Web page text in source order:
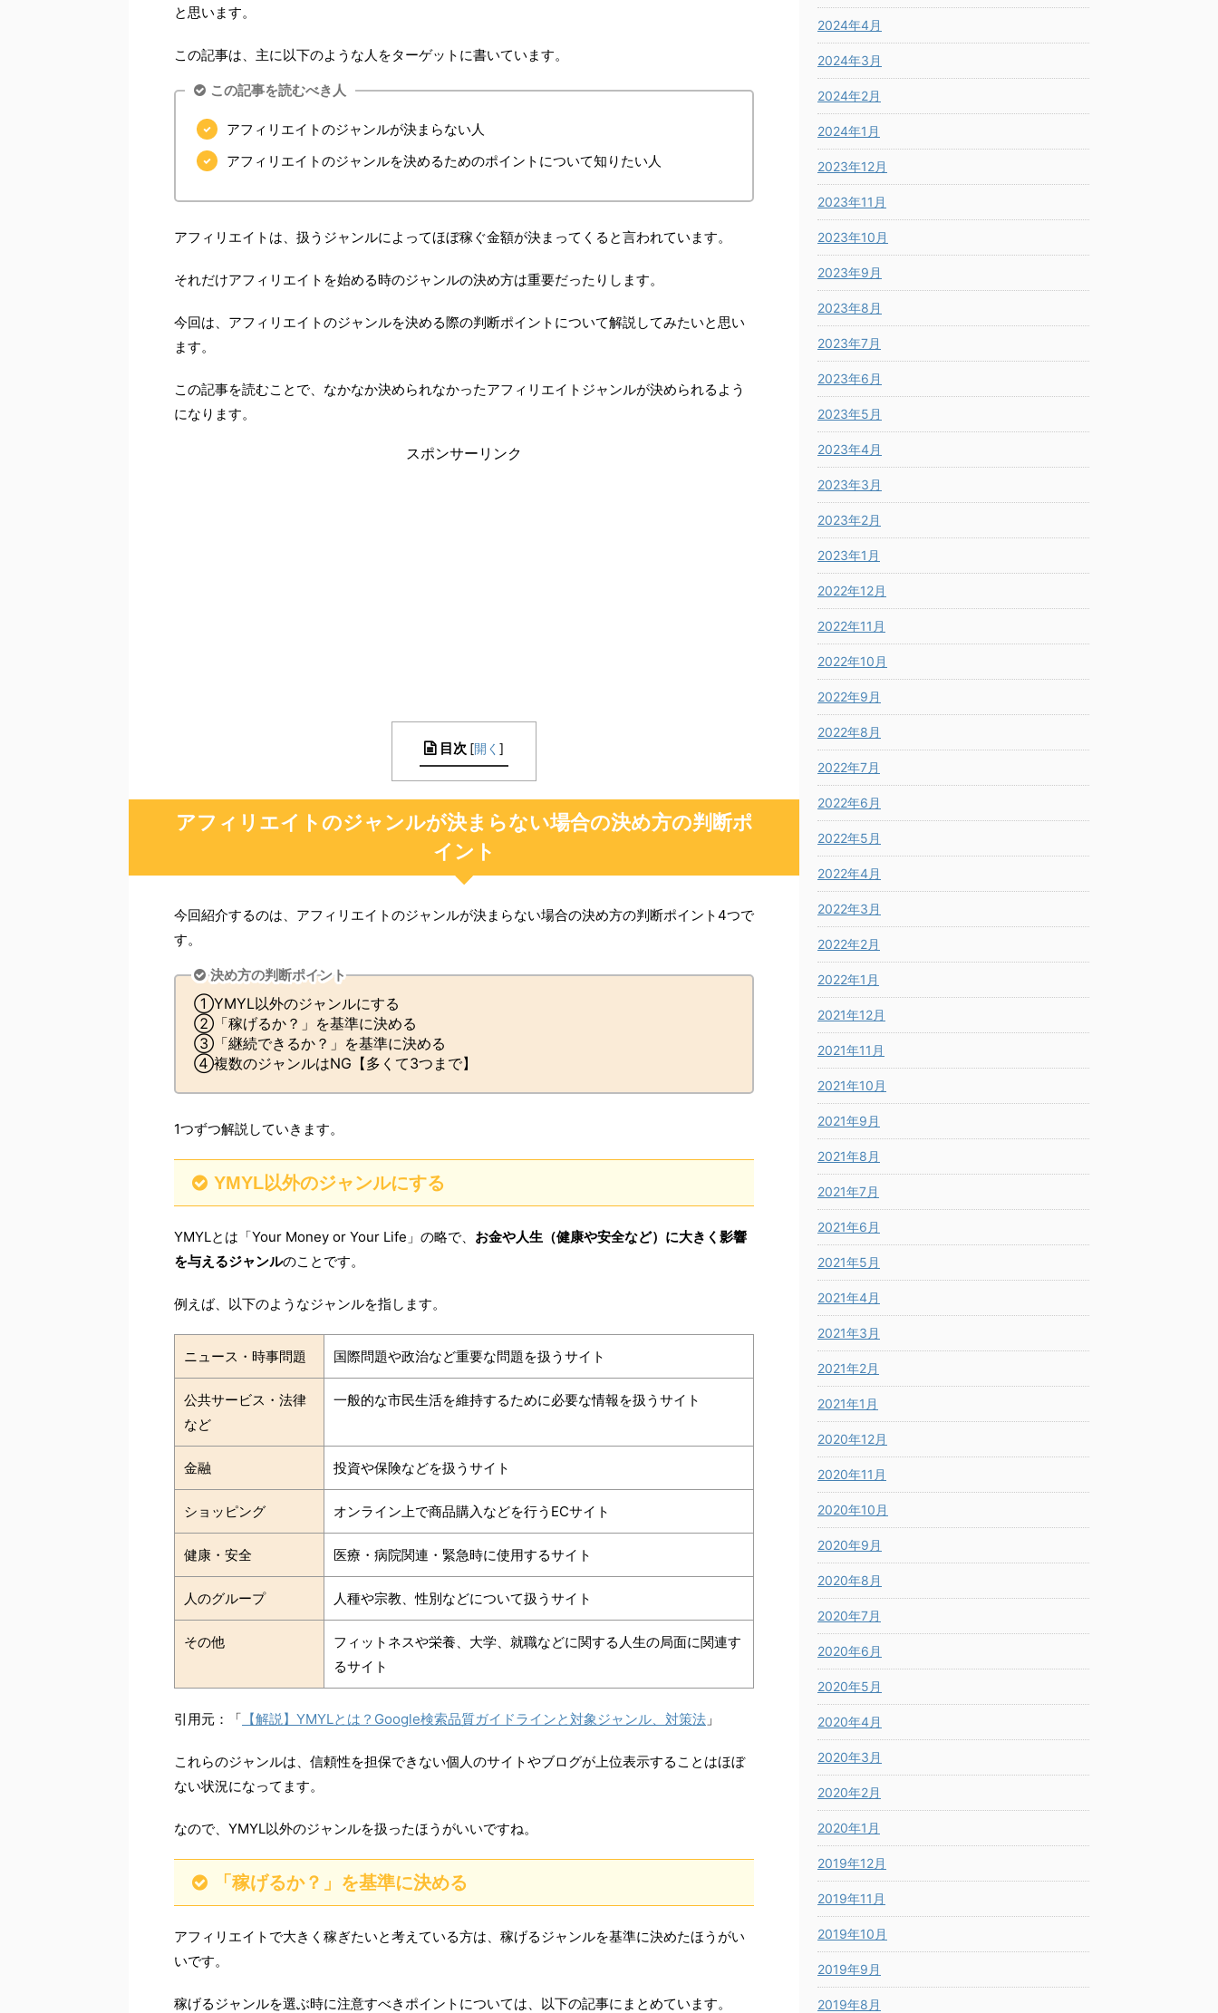
と思います。
この記事は、主に以下のような人をターゲットに書いています。
この記事を読むべき人
アフィリエイトのジャンルが決まらない人
アフィリエイトのジャンルを決めるためのポイントについて知りたい人
アフィリエイトは、扱うジャンルによってほぼ稼ぐ金額が決まってくると言われています。
それだけアフィリエイトを始める時のジャンルの決め方は重要だったりします。
今回は、アフィリエイトのジャンルを決める際の判断ポイントについて解説してみたいと思い
ます。
この記事を読むことで、なかなか決められなかったアフィリエイトジャンルが決められるよう
になります。
スポンサーリンク
目次 [開く ]
アフィリエイトのジャンルが決まらない場合の決め方の判断ポ
イント
今回紹介するのは、アフィリエイトのジャンルが決まらない場合の決め方の判断ポイント4つで
す。
決め方の判断ポイント
①YMYL以外のジャンルにする
②「稼げるか？」を基準に決める
③「継続できるか？」を基準に決める
④複数のジャンルはNG【多くて3つまで】
1つずつ解説していきます。
YMYL以外のジャンルにする
YMYLとは「Your Money or Your Life」の略で、 お金や人生（健康や安全など）に大きく影響
を与えるジャンルのことです。
例えば、以下のようなジャンルを指します。
ニュース・時事問題 国際問題や政治など重要な問題を扱うサイト
公共サービス・法律
など
一般的な市民生活を維持するために必要な情報を扱うサイト
金融 投資や保険などを扱うサイト
ショッピング オンライン上で商品購入などを行うECサイト
健康・安全 医療・病院関連・緊急時に使用するサイト
人のグループ 人種や宗教、性別などについて扱うサイト
その他
フィットネスや栄養、大学、就職などに関する人生の局面に関連す
るサイト
引用元：「 【解説】YMYLとは？Google検索品質ガイドラインと対象ジャンル、対策法 」
これらのジャンルは、信頼性を担保できない個人のサイトやブログが上位表示することはほぼ
ない状況になってます。
なので、YMYL以外のジャンルを扱ったほうがいいですね。
「稼げるか？」を基準に決める
アフィリエイトで大きく稼ぎたいと考えている方は、稼げるジャンルを基準に決めたほうがい
いです。
稼げるジャンルを選ぶ時に注意すべきポイントについては、以下の記事にまとめています。
2024年4月
2024年3月
2024年2月
2024年1月
2023年12月
2023年11月
2023年10月
2023年9月
2023年8月
2023年7月
2023年6月
2023年5月
2023年4月
2023年3月
2023年2月
2023年1月
2022年12月
2022年11月
2022年10月
2022年9月
2022年8月
2022年7月
2022年6月
2022年5月
2022年4月
2022年3月
2022年2月
2022年1月
2021年12月
2021年11月
2021年10月
2021年9月
2021年8月
2021年7月
2021年6月
2021年5月
2021年4月
2021年3月
2021年2月
2021年1月
2020年12月
2020年11月
2020年10月
2020年9月
2020年8月
2020年7月
2020年6月
2020年5月
2020年4月
2020年3月
2020年2月
2020年1月
2019年12月
2019年11月
2019年10月
2019年9月
2019年8月